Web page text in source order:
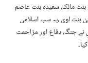
مالک، سعیدہ بنت عاصم
بنت لوی ،یہ سب اسلامی
جنگ، دفاع اور مزاحمت